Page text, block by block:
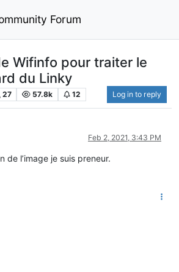
Forum
Wifinfo pour traiter le
du Linky
27 57.8k 12 Log in to reply
Feb 2, 2021, 3:43 PM
de l’image je suis preneur.